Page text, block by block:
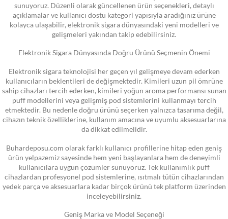
sunuyoruz. Düzenli olarak güncellenen ürün seçenekleri, detaylı
açıklamalar ve kullanıcı dostu kategori yapısıyla aradığınız ürüne
kolayca ulaşabilir, elektronik sigara dünyasındaki yeni modelleri ve
gelişmeleri yakından takip edebilirsiniz.
Elektronik Sigara Dünyasında Doğru Ürünü Seçmenin Önemi
Elektronik sigara teknolojisi her geçen yıl gelişmeye devam ederken
kullanıcıların beklentileri de değişmektedir. Kimileri uzun pil ömrüne
sahip cihazları tercih ederken, kimileri yoğun aroma performansı sunan
puff modellerini veya gelişmiş pod sistemlerini kullanmayı tercih
etmektedir. Bu nedenle doğru ürünü seçerken yalnızca tasarıma değil,
cihazın teknik özelliklerine, kullanım amacına ve uyumlu aksesuarlarına
da dikkat edilmelidir.
Buhardeposu.com olarak farklı kullanıcı profillerine hitap eden geniş
ürün yelpazemiz sayesinde hem yeni başlayanlara hem de deneyimli
kullanıcılara uygun çözümler sunuyoruz. Tek kullanımlık puff
cihazlardan profesyonel pod sistemlerine, ısıtmalı tütün cihazlarından
yedek parça ve aksesuarlara kadar birçok ürünü tek platform üzerinden
inceleyebilirsiniz.
Geniş Marka ve Model Seçeneği